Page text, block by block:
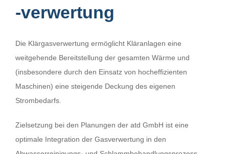
-‍verwertung
Die Klärgasverwertung ermöglicht Kläranlagen eine
weitgehende Bereitstellung der gesamten Wärme und
(insbesondere durch den Einsatz von hocheffizienten
Maschinen) eine steigende Deckung des eigenen
Strombedarfs.
Zielsetzung bei den Planungen der atd GmbH ist eine
optimale Integration der Gasverwertung in den